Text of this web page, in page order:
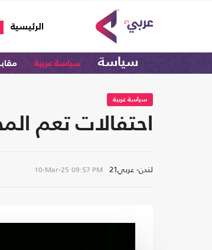
الرئيسية
(current)
سياسة سياسة عربية
سياسة عربية
احتفالات تعم
لندن- عربي21 10-Mar-25 09:57 PM